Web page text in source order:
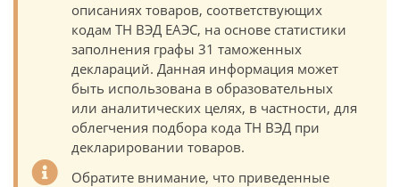
описаниях товаров, соответствующих
кодам ТН ВЭД ЕАЭС, на основе статистики
заполнения графы 31 таможенных
деклараций. Данная информация может
быть использована в образовательных
или аналитических целях, в частности, для
облегчения подбора кода ТН ВЭД при
декларировании товаров.
Обратите внимание, что приведенные